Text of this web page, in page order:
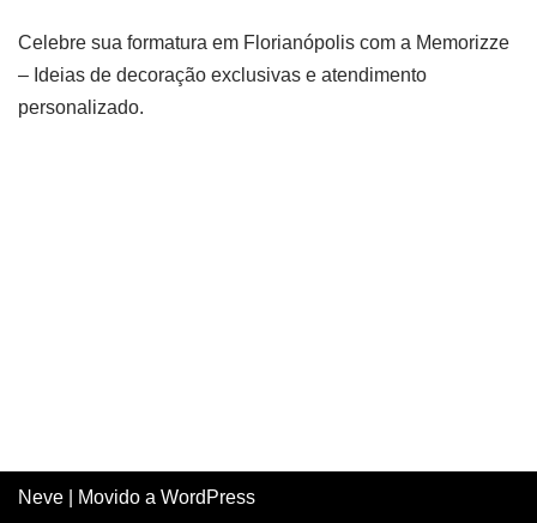
Celebre sua formatura em Florianópolis com a Memorizze
– Ideias de decoração exclusivas e atendimento
personalizado.
Neve | Movido a WordPress